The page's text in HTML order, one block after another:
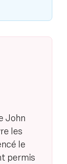
John
les
le
permis